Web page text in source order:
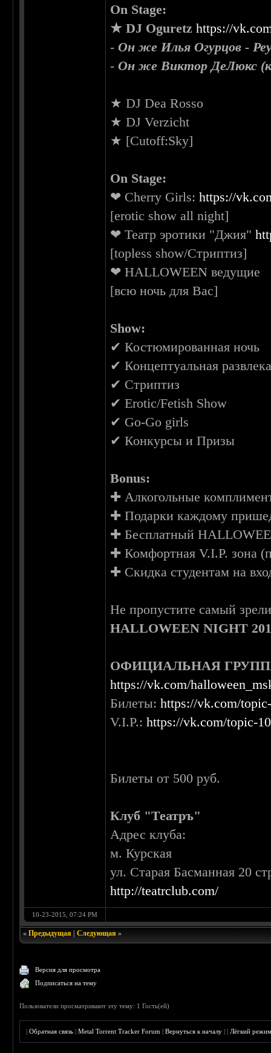
On Stage:
★ DJ Oguretz https://
-Он же Илья Огурцов -
-Он же Виктор ДеЛюкс
★ DJ Dea Rosso
★ DJ Verzicht
★ [Cutoff:Sky]
On Stage:
❤ Cherry Girls:https://
[erotic show all night]
❤ Театр эротики "Джия"
[topless show/Стриптиз]
❤ HALLOWEEN ведущие
[всю ночь для Вас]
Show:
✔ Костюмированная ночь
✔ Концептуальная
✔ Стриптиз
✔ Erotic/Fetish Show
✔ Go-Go girls
✔ Конкурсы и Призы
Bonus:
✚ Алкогольные
✚ Подарки каждому
✚ Бесплатный
✚ Комфортная V.I.P. зона
✚ Скидка студентам на
Не пропустите самый
HALLOWEEN NIGHT
ОФИЦИАЛЬНАЯ
https://vk.com/
Билеты:https://vk.com/
V.I.P.:https://vk.com/topic-
Билеты от 500 руб.
Клуб "Театръ"
Адрес клуба:
м. Курская
ул. Старая Басманная 20
http://teatrclub.com/
10-23-2015, 07:24 PM
«Предыдущая |Следующая »
Версия для просмотра
Подписаться на тему
Пользователи просматривают эту тему: 1 Гость(ей)
|Обратная связь |Metal Torrent Tracker Forum |Вернуться к началу ||Лёгкий